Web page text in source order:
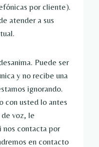
por cliente).
atender a sus
Puede ser
y no recibe una
ignorando.
con usted lo antes
voz, le
nos contacta por
en contacto